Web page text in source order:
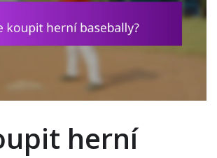
herní